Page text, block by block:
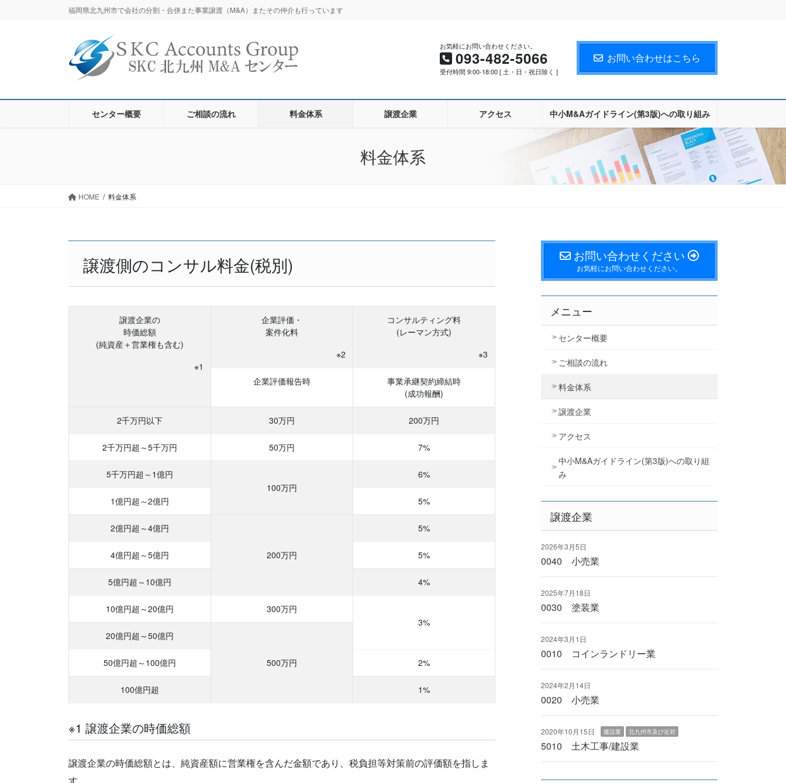
動
に
福岡県北九州市で会社の分割・合併また事業譲渡（M&A）またその仲介も行っています
お気軽にお問い合わせください。
093-482-5066
受付時間 9:00-18:00 [ 土・日・祝日除く ]
お問い合わせはこちら
センター概要 ご相談の流れ 料金体系 譲渡企業 アクセス 中小M&Aガイドライン(第3版)への取り組み
料金体系
HOME 料金体系
譲渡側のコンサル料金(税別)
譲渡企業の
時価総額
(純資産＋営業権も含む)
※1
企業評価・
案件化料
※2
コンサルティング料
(レーマン方式)
※3
企業評価報告時 事業承継契約締結時
(成功報酬)
2千万円以下 30万円 200万円
2千万円超 ～5千万円 50万円 7%
5千万円超 ～1億円
100万円
6%
1億円超 ～2億円 5%
2億円超 ～4億円
200万円
5%
4億円超 ～5億円 5%
5億円超 ～10億円 4%
10億円超 ～20億円
300万円
3%
20億円超 ～50億円
500万円
50億円超 ～100億円 2%
100億円超 1%
※1 譲渡企業の時価総額
譲渡企業の時価総額とは、純資産額に営業権を含んだ金額であり、税負担等対策前の評価額を指しま
お問い合わせください
お気軽にお問い合わせください。
メニュー
センター概要
ご相談の流れ
料金体系
譲渡企業
アクセス
中小M&Aガイドライン(第3版)への取り組
み
譲渡企業
2026年3月5日
0040 小売業
2025年7月18日
0030 塗装業
2024年3月1日
0010 コインランドリー業
2024年2月14日
0020 小売業
2020年10月15日 建設業 北九州市及び近郊
5010 土木工事/建設業